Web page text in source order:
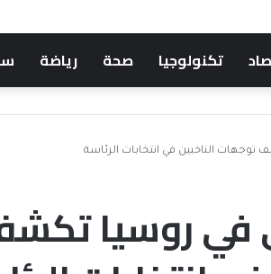
تكنولوجيا صحة رياضة
الناخبين في انتخابات الرئاسة
في روسيا